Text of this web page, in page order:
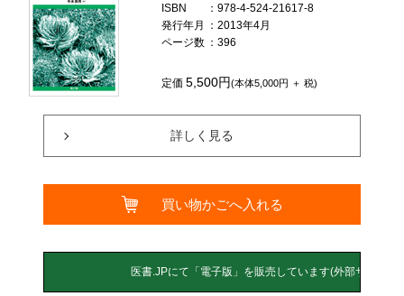
ISBN
：978-4-524-21617-8
発行年月
：2013年4月
ページ数 ：396
定価5,500円(本体5,000円 ＋ 税)
詳しく見る
買い物かごへ入れる